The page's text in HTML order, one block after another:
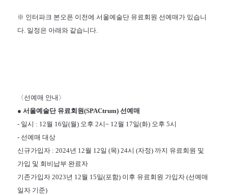
※ 인터파크 본오픈 이전에 서울예술단 유료회원 선예매가 있습니
다. 일정은 아래와 같습니다.
〈선예매 안내〉
● 서울예술단 유료회원(SPACtrum) 선예매
- 일시 : 12월 16일(월) 오후 2시~ 12월 17일(화) 오후 5시
- 선예매 대상
신규가입자 : 2024년 12월 12일 (목) 24시 (자정) 까지 유료회원 및
가입 및 회비납부 완료자
기존가입자 2023년 12월 15일(포함) 이후 유료회원 가입자 (선예매
일자 기준)